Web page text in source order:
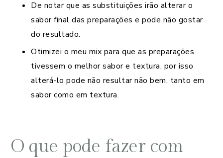
De notar que as substituições irão alterar o
sabor final das preparações e pode não gostar
do resultado.
Otimizei o meu mix para que as preparações
tivessem o melhor sabor e textura, por isso
alterá-lo pode não resultar não bem, tanto em
sabor como em textura.
O que pode fazer com